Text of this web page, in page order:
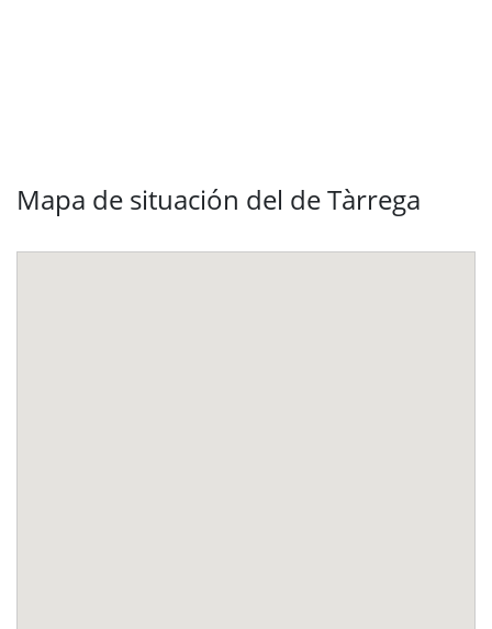
Mapa de situación del de Tàrrega